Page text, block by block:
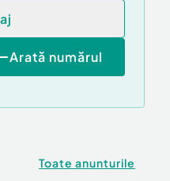
Arată numărul
Toate anunturile